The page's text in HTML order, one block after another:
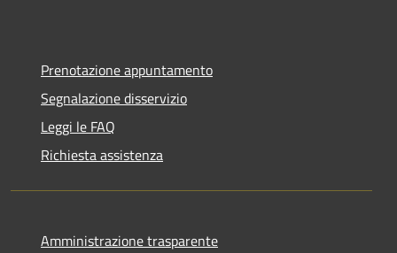
Prenotazione appuntamento
Segnalazione disservizio
Leggi le FAQ
Richiesta assistenza
Amministrazione trasparente